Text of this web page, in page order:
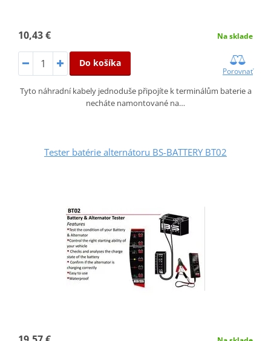
10,43 € Na sklade
Do košíka
Porovnať
Tyto náhradní kabely jednoduše připojíte k terminálům baterie a
necháte namontované na…
Tester batérie alternátoru BS-BATTERY BT02